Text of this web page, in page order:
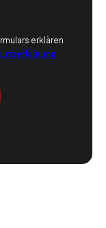
erklären